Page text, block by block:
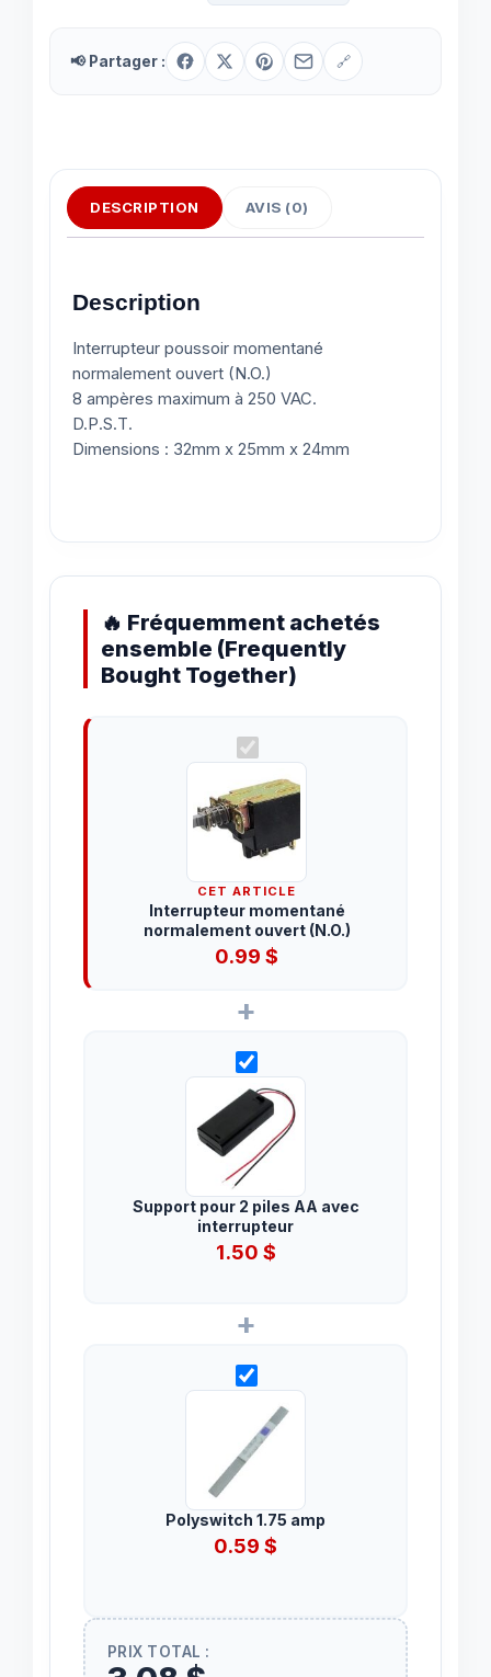
📢 Partager : 🔗
DESCRIPTION AVIS (0)
Description
Interrupteur poussoir momentané
normalement ouvert (N.O.)
8 ampères maximum à 250 VAC.
D.P.S.T.
Dimensions : 32mm x 25mm x 24mm
🔥 Fréquemment achetés
ensemble (Frequently
Bought Together)
CET ARTICLE
Interrupteur momentané
normalement ouvert (N.O.)
0.99$
+
Support pour 2 piles AA avec
interrupteur
1.50 $
+
Polyswitch 1.75 amp
0.59 $
PRIX TOTAL :